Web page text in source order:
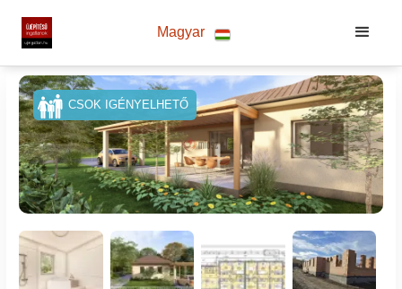
Magyar
CSOK IGÉNYELHETŐ